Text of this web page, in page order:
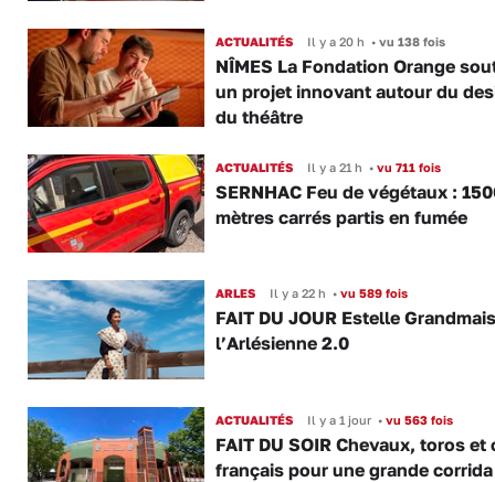
ACTUALITÉS Il y a 20 h •vu 138 fois
NÎMES La Fondation Orange
un projet innovant autour du
du théâtre
ACTUALITÉS Il y a 21 h •vu 711 fois
SERNHAC Feu de végétaux :
mètres carrés partis en fumée
ARLES Il y a 22 h •vu 589 fois
FAIT DU JOUR Estelle
l’Arlésienne 2.0
ACTUALITÉS Il y a 1 jour •vu 563 fois
FAIT DU SOIR Chevaux, toros et
français pour une grande corrida